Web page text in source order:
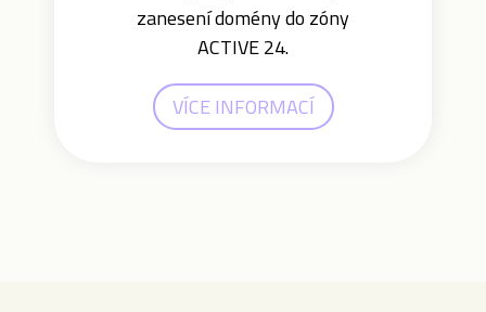
zanesení domény do zóny
ACTIVE 24.
VÍCE INFORMACÍ